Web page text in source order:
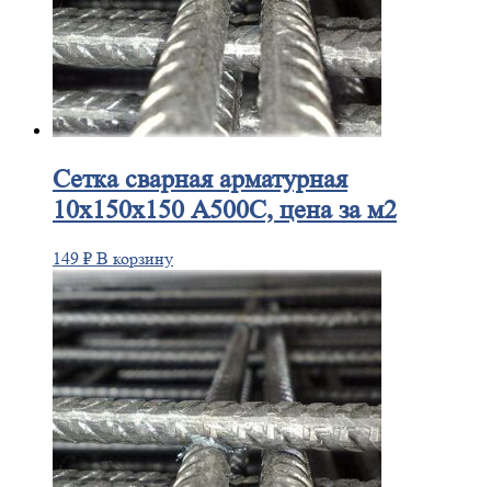
Сеткасварная арматурная
10х150х150 А500С, цена за м2
149 ₽ В корзину